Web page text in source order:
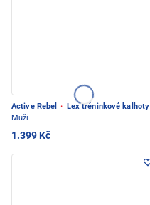
Active Rebel ·
Lex tréninkové kalhoty
Muži
1.399 Kč